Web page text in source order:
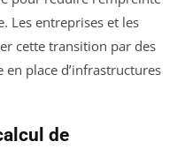
Les entreprises et les
cette transition par des
en place d’infrastructures
de